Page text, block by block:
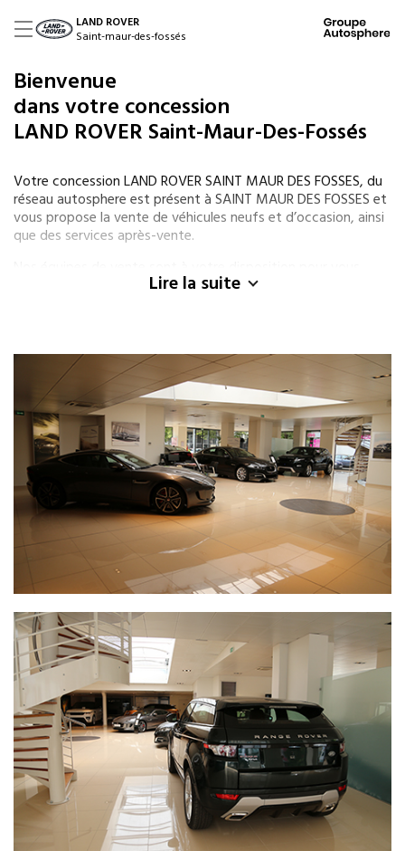
LAND ROVER
Saint-maur-des-fossés
Bienvenue
dans votre concession
LAND ROVER Saint-Maur-Des-Fossés
Votre concession LAND ROVER SAINT MAUR DES FOSSES, du
réseau autosphere est présent à SAINT MAUR DES FOSSES et
vous propose la vente de véhicules neufs et d’occasion, ainsi
que des services après-vente.
aider dans la recherche d’un nouveau véhicule qu’il soit neuf
financement (LOA ou crédit) et des garanties adaptées à vos
besoins.
Nos spécialistes LAND ROVER, sont également présents tout
au long de la vie de votre véhicule pour effectuer les
prestations d’entretien nécessaires. Nous mettons notre
savoir-faire à votre disposition via notre service de
carrosserie, réparation et entretien. Nous vendons également
des pièces détachées et des accessoires LAND ROVER via
notre magasin de pièces de rechange.
Pour plus de renseignements n’hésitez pas à nous appeler ou
nous rendre visite.
Vous pouvez, sur cet espace en ligne, voir notre stock de
voitures d’occasion et neuves et aussi prendre un rendez-
vous d’entretien.
Lire la suite